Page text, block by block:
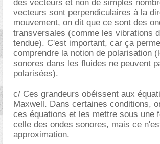
des vecteurs et non de simples
vecteurs sont perpendiculaires à la
mouvement, on dit que ce sont des
transversales (comme les vibrations
tendue). C'est important, car ça
comprendre la notion de polarisation
sonores dans les fluides ne peuvent
polarisées).
c/ Ces grandeurs obéissent aux
Maxwell. Dans certaines conditions,
ces équations et les mettre sous une
celle des ondes sonores, mais ce
approximation.